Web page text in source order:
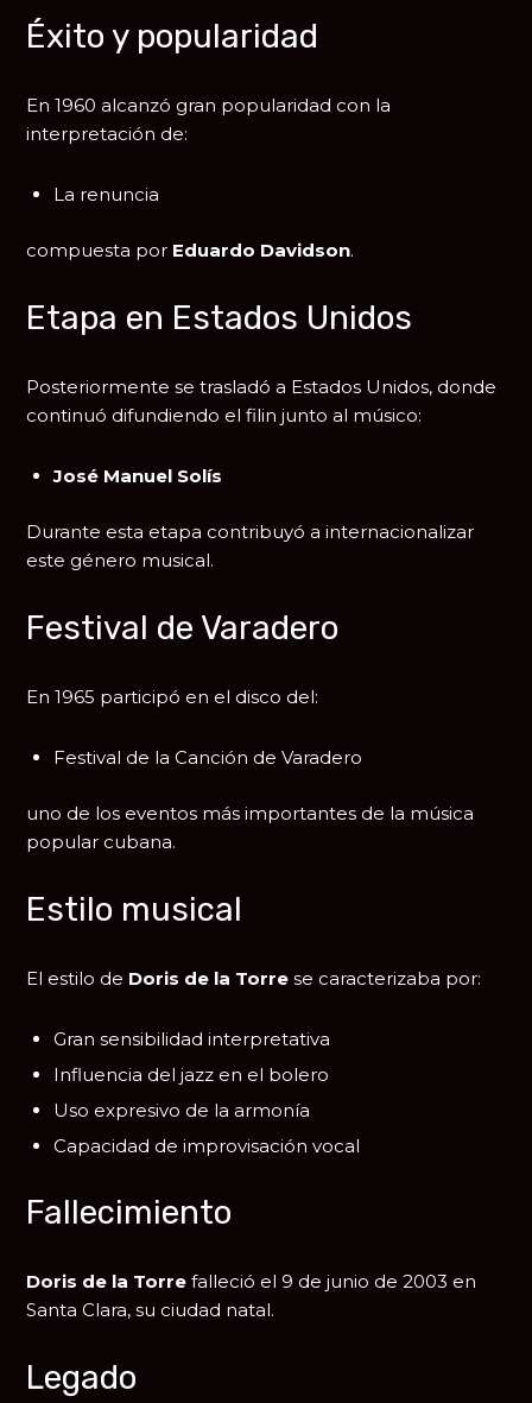
Éxito y popularidad
En 1960 alcanzó gran popularidad con la
interpretación de:
La renuncia
compuesta por Eduardo Davidson.
Etapa en Estados Unidos
Posteriormente se trasladó a Estados Unidos, donde
continuó difundiendo el filin junto al músico:
José Manuel Solís
Durante esta etapa contribuyó a internacionalizar
este género musical.
Festival de Varadero
En 1965 participó en el disco del:
Festival de la Canción de Varadero
uno de los eventos más importantes de la música
popular cubana.
Estilo musical
El estilo de Doris de la Torre se caracterizaba por:
Gran sensibilidad interpretativa
Influencia del jazz en el bolero
Uso expresivo de la armonía
Capacidad de improvisación vocal
Fallecimiento
Doris de la Torre falleció el 9 de junio de 2003 en
Santa Clara, su ciudad natal.
Legado